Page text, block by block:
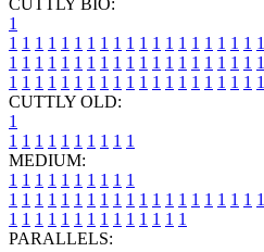
1
1 1 1 1 1 1 1 1 1 1 1 1 1 1 1 1 1 1 1 1
1 1 1 1 1 1 1 1 1 1 1 1 1 1 1 1 1 1 1 1
1 1 1 1 1 1 1 1 1 1 1 1 1 1 1 1 1 1 1 1
CUTTLY OLD:
1
1 1 1 1 1 1 1 1 1 1
MEDIUM:
1 1 1 1 1 1 1 1 1 1
1 1 1 1 1 1 1 1 1 1 1 1 1 1 1 1 1 1 1 1
1 1 1 1 1 1 1 1 1 1 1 1 1 1
PARALLELS: